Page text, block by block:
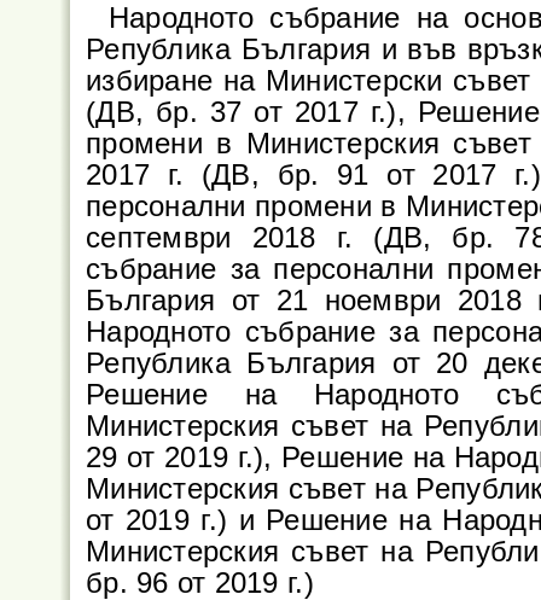
Народното събрание на
Република България и във
избиране на Министерски
(ДВ, бр. 37 от 2017 г.),
промени в Министерския
2017 г. (ДВ, бр. 91 от 2017
персонални промени в
септември 2018 г. (ДВ, бр.
събрание за персонални
България от 21 ноември
Народното събрание за
Република България от 20
Решение на Народното
Министерския съвет на
29 от 2019 г.), Решение на
Министерския съвет на
от 2019 г.) и Решение на
Министерския съвет на
бр. 96 от 2019 г.)